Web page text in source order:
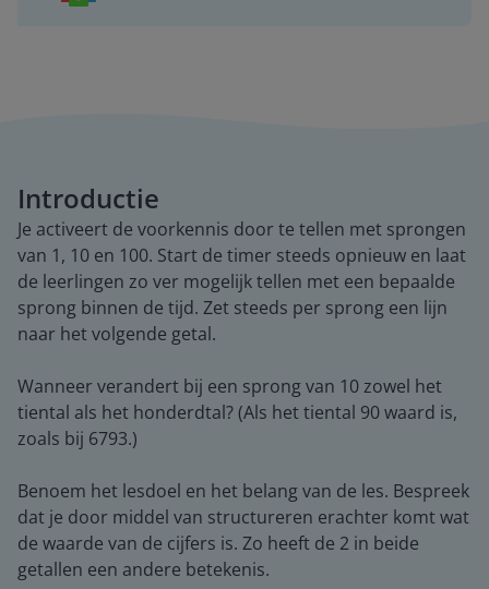
Introductie
Je activeert de voorkennis door te tellen met sprongen
van 1, 10 en 100. Start de timer steeds opnieuw en laat
de leerlingen zo ver mogelijk tellen met een bepaalde
sprong binnen de tijd. Zet steeds per sprong een lijn
naar het volgende getal.
Wanneer verandert bij een sprong van 10 zowel het
tiental als het honderdtal? (Als het tiental 90 waard is,
zoals bij 6793.)
Benoem het lesdoel en het belang van de les. Bespreek
dat je door middel van structureren erachter komt wat
de waarde van de cijfers is. Zo heeft de 2 in beide
getallen een andere betekenis.